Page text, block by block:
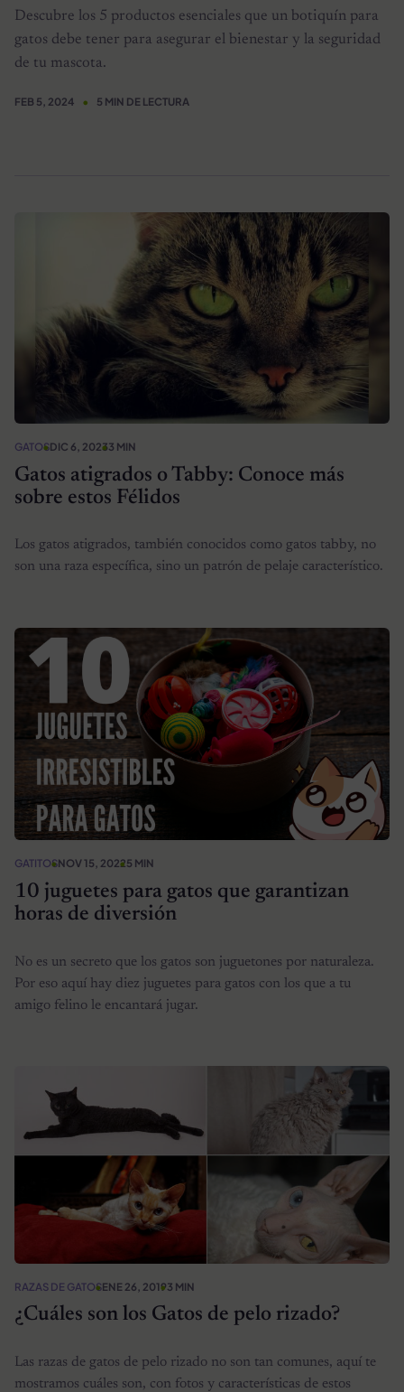
Descubre los 5 productos esenciales que un botiquín para
gatos debe tener para asegurar el bienestar y la seguridad
de tu mascota.
FEB 5, 2024 5 MIN DE LECTURA
GATOSDIC 6, 20233 MIN
Gatos atigrados o Tabby: Conoce más
sobre estos Félidos
Los gatos atigrados, también conocidos como gatos tabby, no
son una raza específica, sino un patrón de pelaje característico.
GATITOSNOV 15, 20225 MIN
10 juguetes para gatos que garantizan
horas de diversión
No es un secreto que los gatos son juguetones por naturaleza.
Por eso aquí hay diez juguetes para gatos con los que a tu
amigo felino le encantará jugar.
RAZAS DE GATOSENE 26, 20193 MIN
¿Cuáles son los Gatos de pelo rizado?
Las razas de gatos de pelo rizado no son tan comunes, aquí te
mostramos cuáles son, con fotos y características de estos